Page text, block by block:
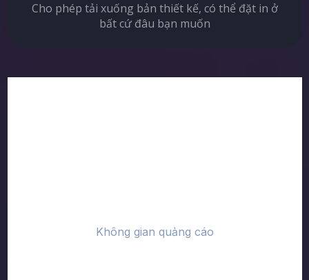
Cho phép tải xuống bản thiết kế, có thể đặt in ở
bất cứ đâu bạn muốn